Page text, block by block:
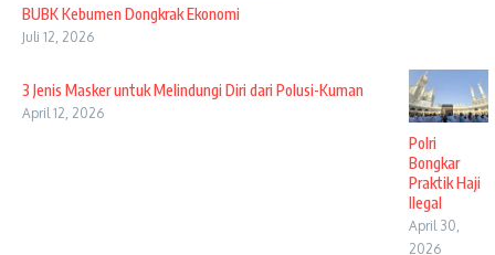
BUBK Kebumen Dongkrak Ekonomi
Juli 12, 2026
3 Jenis Masker untuk Melindungi Diri dari Polusi-Kuman
April 12, 2026
Polri
Bongkar
Praktik Haji
Ilegal
April 30,
2026